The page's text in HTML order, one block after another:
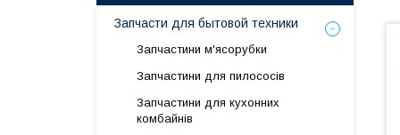
Запчасти для бытовой техники
Запчастини м'ясорубки
Запчастини для пилососів
Запчастини для кухонних
комбайнів